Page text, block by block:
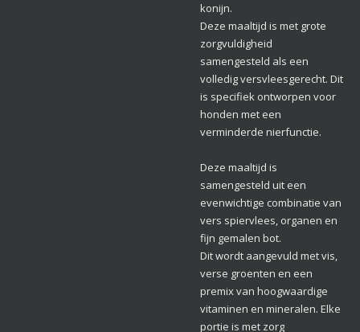
konijn.
Deze maaltijd is met grote
zorgvuldigheid
samengesteld als een
volledig versvleesgerecht. Dit
is specifiek ontworpen voor
honden met een
verminderde nierfunctie.
Deze maaltijd is
samengesteld uit een
evenwichtige combinatie van
vers spiervlees, organen en
fijn gemalen bot.
Dit wordt aangevuld met vis,
verse groenten en een
premix van hoogwaardige
vitaminen en mineralen. Elke
portie is met zorg